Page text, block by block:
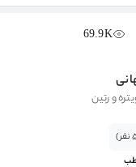
69.9K
و رتین